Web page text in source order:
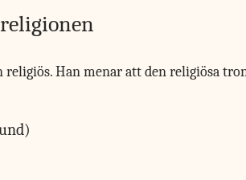
Han menar att den religiösa